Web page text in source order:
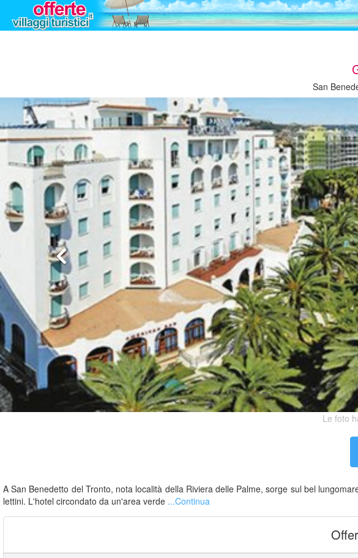
San
Le foto
A San Benedetto del Tronto, nota località della Riviera delle Palme, sorge sul bel
lettini. L'hotel circondato da un'area verde ...Continua